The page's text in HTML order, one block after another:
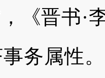
《晋书·
务属性